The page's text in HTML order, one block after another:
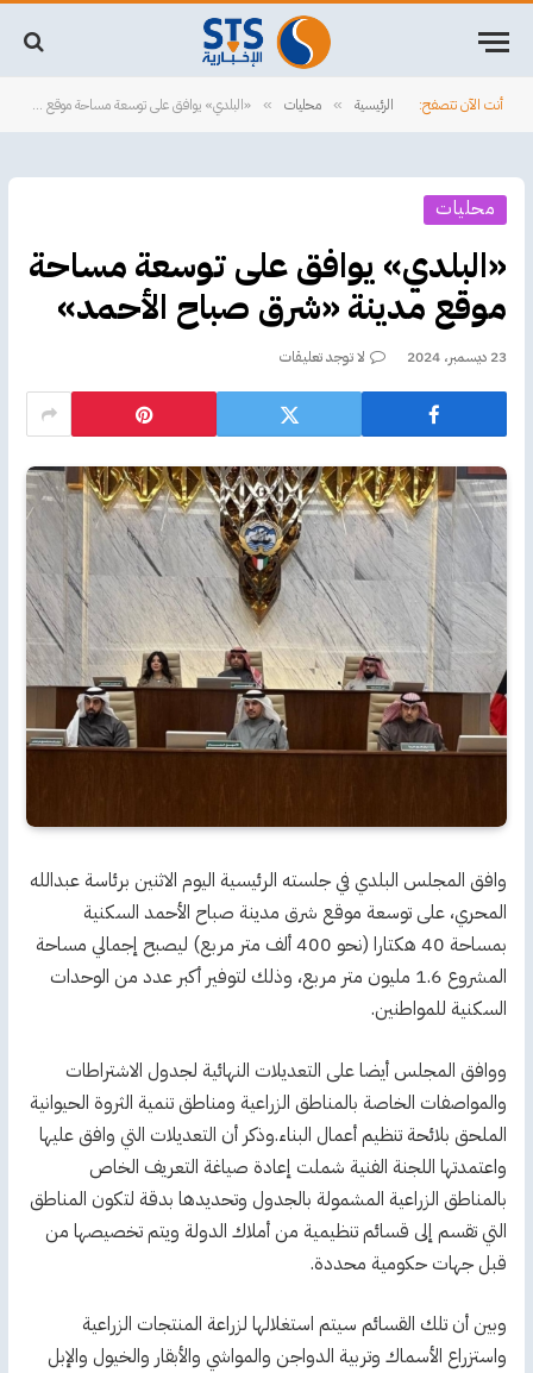
أنت الآن تتصفح: الرئيسية » محليات » «البلدي» يوافق على توسعة مساحة موقع مدينة «شرق صباح الأحمد»
محليات
«البلدي» يوافق على توسعة مساحة
موقع مدينة «شرق صباح الأحمد»
23 ديسمبر، 2024 لا توجد تعليقات
وافق المجلس البلدي في جلسته الرئيسية اليوم الاثنين برئاسة عبدالله
المحري، على توسعة موقع شرق مدينة صباح الأحمد السكنية
بمساحة 40 هكتارا (نحو 400 ألف متر مربع) ليصبح إجمالي مساحة
المشروع 1.6 مليون متر مربع، وذلك لتوفير أكبر عدد من الوحدات
السكنية للمواطنين.
ووافق المجلس أيضا على التعديلات النهائية لجدول الاشتراطات
والمواصفات الخاصة بالمناطق الزراعية ومناطق تنمية الثروة الحيوانية
الملحق بلائحة تنظيم أعمال البناء.وذكر أن التعديلات التي وافق عليها
واعتمدتها اللجنة الفنية شملت إعادة صياغة التعريف الخاص
بالمناطق الزراعية المشمولة بالجدول وتحديدها بدقة لتكون المناطق
التي تقسم إلى قسائم تنظيمية من أملاك الدولة ويتم تخصيصها من
قبل جهات حكومية محددة.
وبين أن تلك القسائم سيتم استغلالها لزراعة المنتجات الزراعية
واستزراع الأسماك وتربية الدواجن والمواشي والأبقار والخيول والإبل